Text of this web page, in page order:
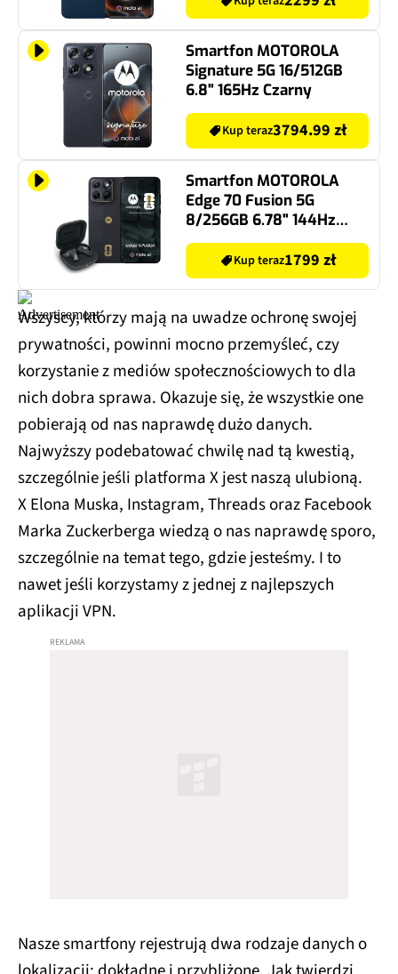
Smartfon MOTOROLA
Signature 5G 16/512GB
6.8" 165Hz Czarny
Kup teraz3794.99 zł
Smartfon MOTOROLA
Edge 70 Fusion 5G
8/256GB 6.78" 144Hz
Granatowo-szary FIFA
World Cup 26™ Collection
+ Słuchawki Moto Buds
Kup teraz1799 zł
Wszyscy, którzy mają na uwadze ochronę swojej
prywatności, powinni mocno przemyśleć, czy
korzystanie z mediów społecznościowych to dla
nich dobra sprawa. Okazuje się, że wszystkie one
pobierają od nas naprawdę dużo danych.
Najwyższy podebatować chwilę nad tą kwestią,
szczególnie jeśli platforma X jest naszą ulubioną.
X Elona Muska, Instagram, Threads oraz Facebook
Marka Zuckerberga wiedzą o nas naprawdę sporo,
szczególnie na temat tego, gdzie jesteśmy. I to
nawet jeśli korzystamy z jednej z najlepszych
aplikacji VPN.
Nasze smartfony rejestrują dwa rodzaje danych o